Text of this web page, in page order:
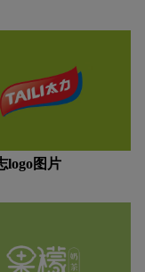
计
logo图片